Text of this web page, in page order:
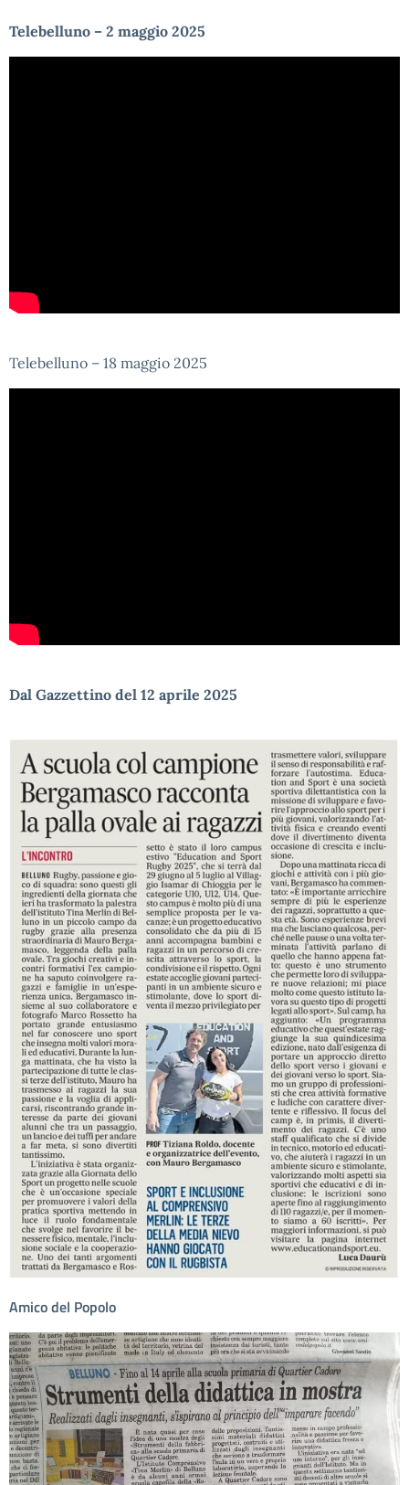
Telebelluno – 2 maggio 2025
Telebelluno – 18 maggio 2025
Dal Gazzettino del 12 aprile 2025
Amico del Popolo